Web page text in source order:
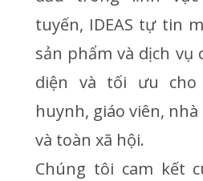
tuyến, IDEAS tự tin
sản phẩm và dịch vụ
diện và tối ưu cho
huynh, giáo viên,
và toàn xã hội.
Chúng tôi cam kết